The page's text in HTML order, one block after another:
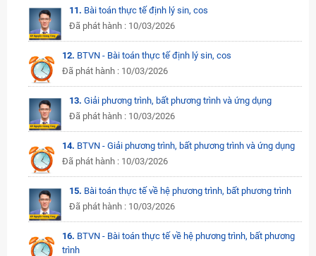
11. Bài toán thực tế định lý sin, cos
Đã phát hành : 10/03/2026
12. BTVN - Bài toán thực tế định lý sin, cos
Đã phát hành : 10/03/2026
13. Giải phương trình, bất phương trình và ứng dụng
Đã phát hành : 10/03/2026
14. BTVN - Giải phương trình, bất phương trình và ứng dụng
Đã phát hành : 10/03/2026
15. Bài toán thực tế về hệ phương trình, bất phương trình
Đã phát hành : 10/03/2026
16. BTVN - Bài toán thực tế về hệ phương trình, bất phương
trình